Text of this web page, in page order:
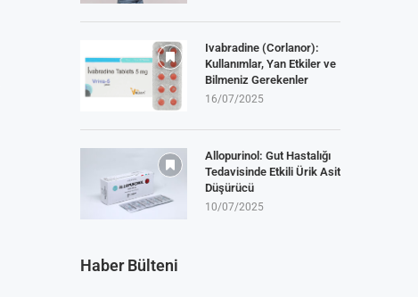
Ivabradine (Corlanor):
Kullanımlar, Yan Etkiler ve
Bilmeniz Gerekenler
16/07/2025
Allopurinol: Gut Hastalığı
Tedavisinde Etkili Ürik Asit
Düşürücü
10/07/2025
Haber Bülteni